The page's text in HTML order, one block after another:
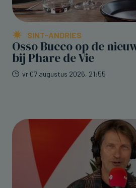
SINT-ANDRIES
Osso Bucco op de
bij Phare de Vie
vr 07 augustus 2026, 21:55